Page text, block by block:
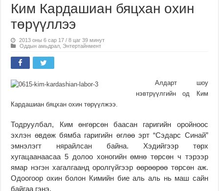
Ким Кардашиан бяцхан охин
төрүүллээ
2013 оны 6 сар 17 / 8 цаг 39 минут
Оддын амьдрал Энтертайнмент
Алдарт шоу
нэвтрүүлгийн од Ким
Кардашиан бяцхан охин төрүүлжээ.
Тодруулбал, Ким өнгөрсөн баасан гаригийн оройноос
эхлэн өвдөж бямба гаригийн өглөө эрт “Сэдарс Синай”
эмнэлэгт нярайлсан байна. Хэдийгээр төрх
хугацаанаасаа 5 долоо хоногийн өмнө төрсөн ч тэрээр
ямар нэгэн хагалгаанд оролгүйгээр өөрөөрөө төрсөн аж.
Одоогоор охин болон Кимийн бие аль аль нь маш сайн
байгаа гэнэ.